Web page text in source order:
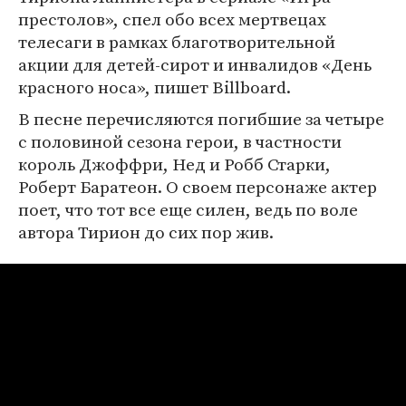
престолов», спел обо всех мертвецах
телесаги в рамках благотворительной
акции для детей-сирот и инвалидов «День
красного носа», пишет Billboard.
В песне перечисляются погибшие за четыре
с половиной сезона герои, в частности
король Джоффри, Нед и Робб Старки,
Роберт Баратеон. О своем персонаже актер
поет, что тот все еще силен, ведь по воле
автора Тирион до сих пор жив.